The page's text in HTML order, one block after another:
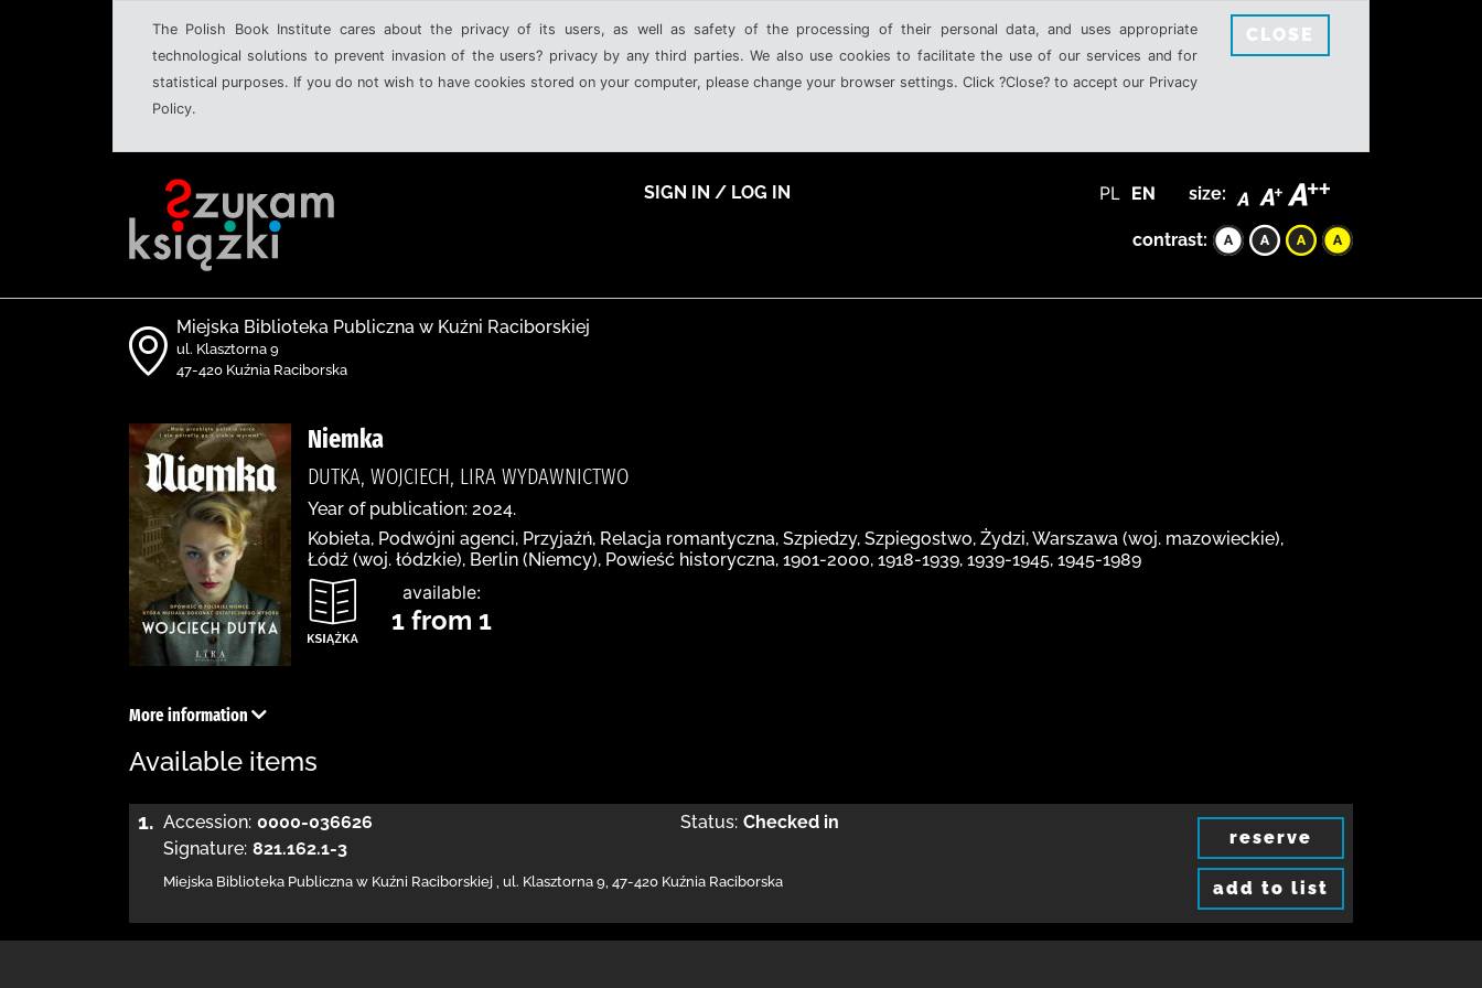
The Polish Book Institute cares about the privacy of its users, as well as safety of the processing of their personal data, and uses appropriate
technological solutions to prevent invasion of the users? privacy by any third parties. We also use cookies to facilitate the use of our services and for
statistical purposes. If you do not wish to have cookies stored on your computer, please change your browser settings. Click ?Close? to accept our Privacy
Policy.
CLOSE
SIGN IN / LOG IN PL EN size:
contrast:
Miejska Biblioteka Publiczna w Kuźni Raciborskiej
ul. Klasztorna 9
47-420 Kuźnia Raciborska
Niemka
DUTKA, WOJCIECH, LIRA WYDAWNICTWO
Year of publication: 2024.
Kobieta, Podwójni agenci, Przyjaźń, Relacja romantyczna, Szpiedzy, Szpiegostwo, Żydzi, Warszawa (woj. mazowieckie),
Łódź (woj. łódzkie), Berlin (Niemcy), Powieść historyczna, 1901-2000, 1918-1939, 1939-1945, 1945-1989
available:
1 from 1
More information
Available items
1. Accession: 0000-036626
Signature: 821.162.1-3
Status: Checked in
Miejska Biblioteka Publiczna w Kuźni Raciborskiej , ul. Klasztorna 9, 47-420 Kuźnia Raciborska
reserve
add to list